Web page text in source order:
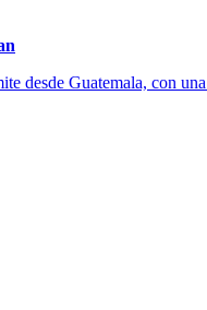
desde Guatemala, con